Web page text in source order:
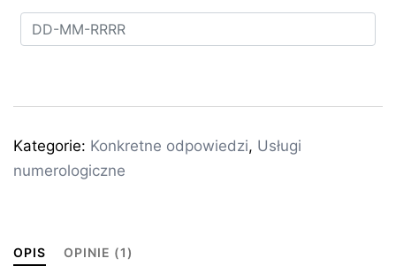
Kategorie: Konkretne odpowiedzi, Usługi
numerologiczne
OPIS OPINIE (1)